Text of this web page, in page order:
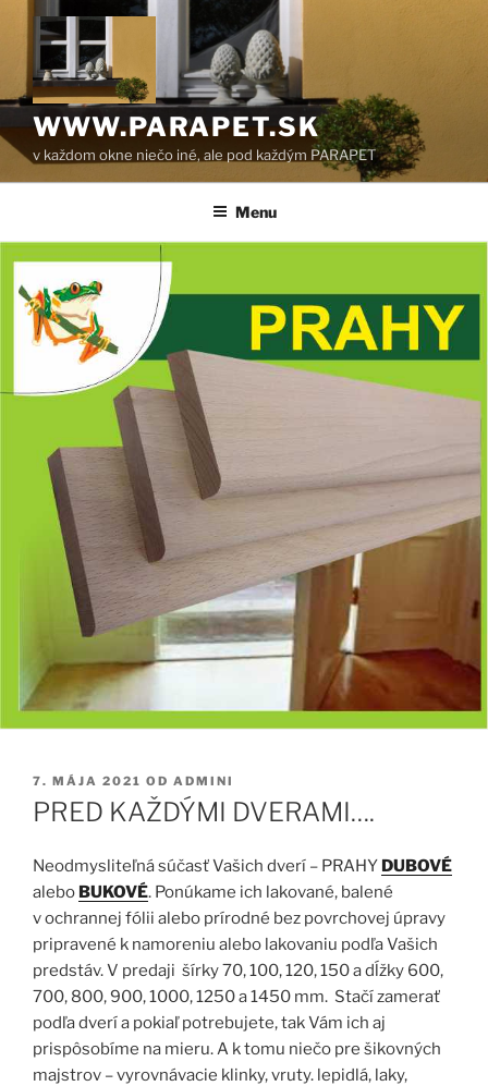
Prejsť
obsah
WWW.PARAPET.SK
v každom okne niečo iné, ale pod každým PARAPET
Menu
PUBLIKOVANÉ
7. MÁJA 2021 OD ADMINI
PRED KAŽDÝMI DVERAMI….
Neodmysliteľná súčasť Vašich dverí – PRAHY DUBOVÉ
alebo BUKOVÉ. Ponúkame ich lakované, balené
v ochrannej fólii alebo prírodné bez povrchovej úpravy
pripravené k namoreniu alebo lakovaniu podľa Vašich
predstáv. V predaji šírky 70, 100, 120, 150 a dĺžky 600,
700, 800, 900, 1000, 1250 a 1450 mm. Stačí zamerať
podľa dverí a pokiaľ potrebujete, tak Vám ich aj
prispôsobíme na mieru. A k tomu niečo pre šikovných
majstrov – vyrovnávacie klinky, vruty. lepidlá, laky,